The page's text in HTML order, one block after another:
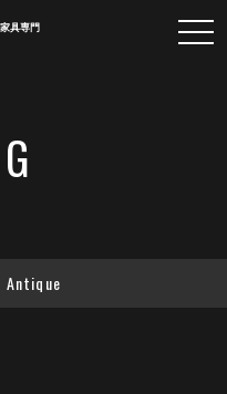
具専門